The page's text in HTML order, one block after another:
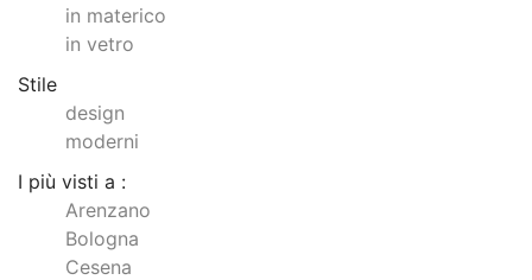
in materico
in vetro
Stile
design
moderni
I più visti a :
Arenzano
Bologna
Cesena